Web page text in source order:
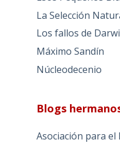
La Selección
Los fallos de
Máximo Sandín
Núcleodecenio
Blogs
Asociación para